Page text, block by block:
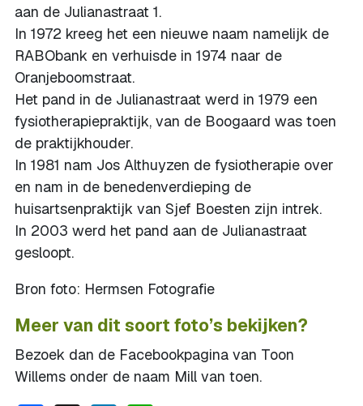
aan de Julianastraat 1.
In 1972 kreeg het een nieuwe naam namelijk de
RABObank en verhuisde in 1974 naar de
Oranjeboomstraat.
Het pand in de Julianastraat werd in 1979 een
fysiotherapiepraktijk, van de Boogaard was toen
de praktijkhouder.
In 1981 nam Jos Althuyzen de fysiotherapie over
en nam in de benedenverdieping de
huisartsenpraktijk van Sjef Boesten zijn intrek.
In 2003 werd het pand aan de Julianastraat
gesloopt.
Bron foto: Hermsen Fotografie
Meer van dit soort foto’s bekijken?
Bezoek dan de Facebookpagina van Toon
Willems onder de naam Mill van toen.